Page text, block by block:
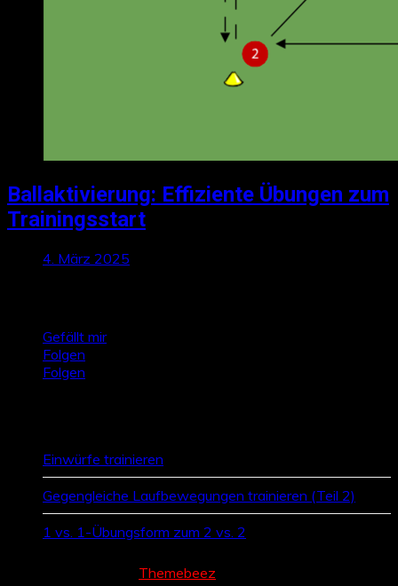
Ballaktivierung: Effiziente Übungen zum
Trainingsstart
4. März 2025
Gefällt mir
Folgen
Folgen
Einwürfe trainieren
Gegengleiche Laufbewegungen trainieren (Teil 2)
1 vs. 1-Übungsform zum 2 vs. 2
Themebeez